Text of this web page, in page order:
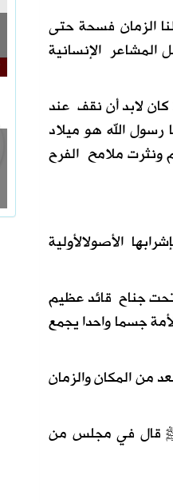
الزمان فسحة حتى
الإنسانية
كان لابد أن نقف عند
الله هو ميلاد
ملامح الفرح
الأصولالأولية
تحت جناح قائد عظيم
جسما واحدا يجمع
من المكان والزمان
ﷺ قال في مجلس من